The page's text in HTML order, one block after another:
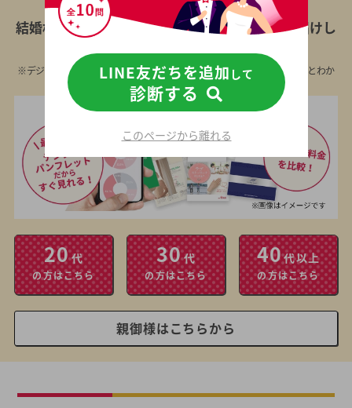
厳選大手17社
からあなたの年代に合わせた
結婚相談所のデジタルパンフレットを
無料でお届けし
ます
※デジタルパンフレットに対応していない相談所の資料は、結婚相談所とわか
らないよう無記名封筒でお送りします
20代
の方はこちら
30代
の方はこちら
40代以上
の方はこちら
親御様はこちらから
LINE友だちを追加 して
診断する
このページから離れる